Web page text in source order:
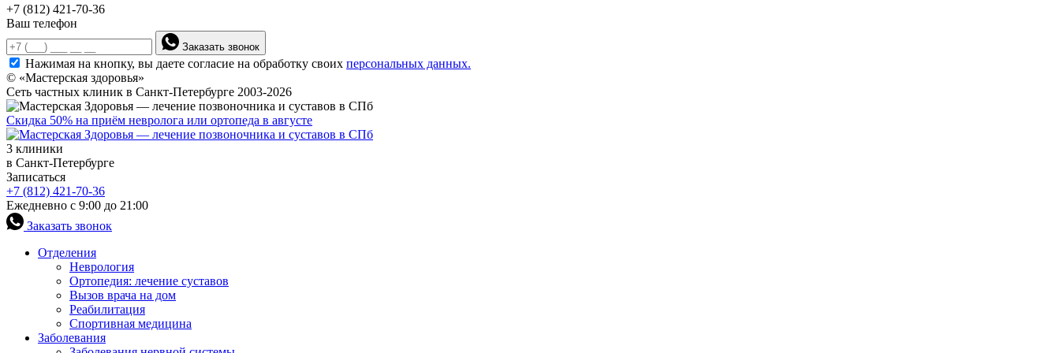
+7 (812) 421-70-36
Ваш телефон
Заказать звонок
Нажимая на кнопку, вы даете согласие на обработку своих персональных данных.
© «Мастерская здоровья»
Сеть частных клиник в Санкт-Петербурге 2003-2026
Скидка 50% на приём невролога или ортопеда в августе
3 клиники
в Санкт-Петербурге
Записаться
+7 (812) 421-70-36
Ежедневно с 9:00 до 21:00
Заказать звонок
Отделения
Неврология
Ортопедия: лечение суставов
Вызов врача на дом
Реабилитация
Спортивная медицина
Заболевания